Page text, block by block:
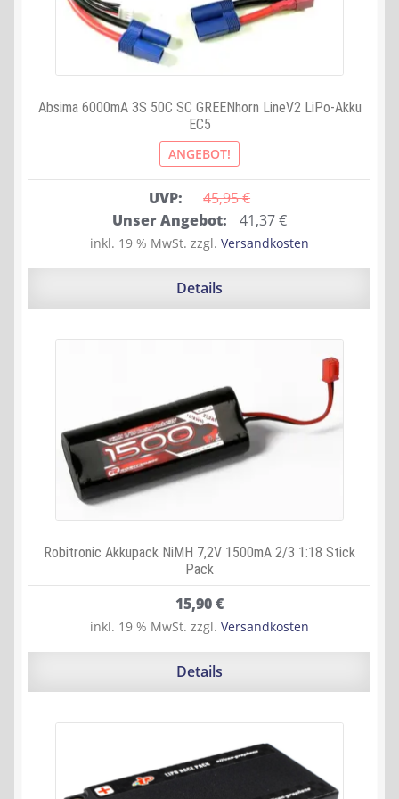
Absima 6000mA 3S 50C SC GREENhorn LineV2 LiPo-Akku
EC5
ANGEBOT!
UVP: 45,95 €
Ursprünglicher
Preis
war:
Unser Angebot: 41,37€Aktueller
Preis
ist:
inkl. 19 % MwSt. zzgl. Versandkosten
Details
Robitronic Akkupack NiMH 7,2V 1500mA 2/3 1:18 Stick
Pack
15,90€
inkl. 19 % MwSt. zzgl. Versandkosten
Details